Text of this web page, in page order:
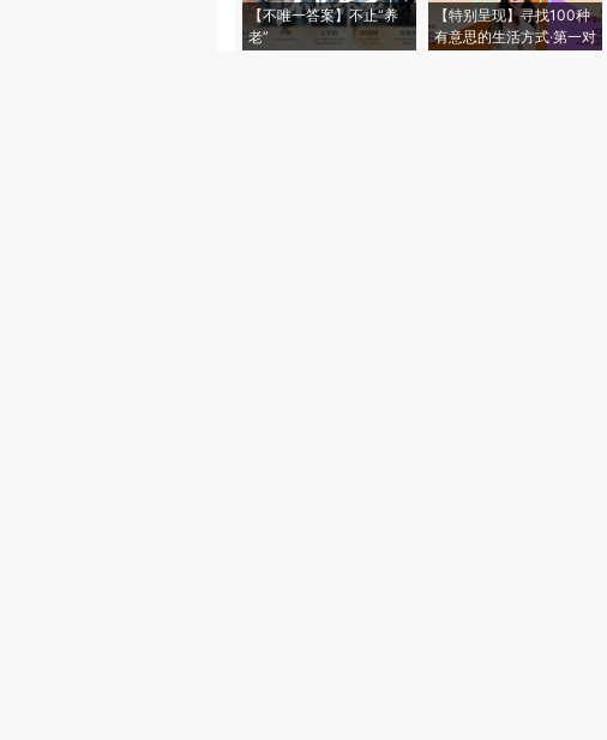
【不唯一答案】不止“养
老”
【特别呈现】寻找100种
有意思的生活方式·第一对